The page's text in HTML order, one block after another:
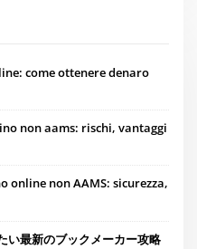
come ottenere denaro
non aams: rischi, vantaggi
online non AAMS: sicurezza,
い最新のブックメーカー攻略